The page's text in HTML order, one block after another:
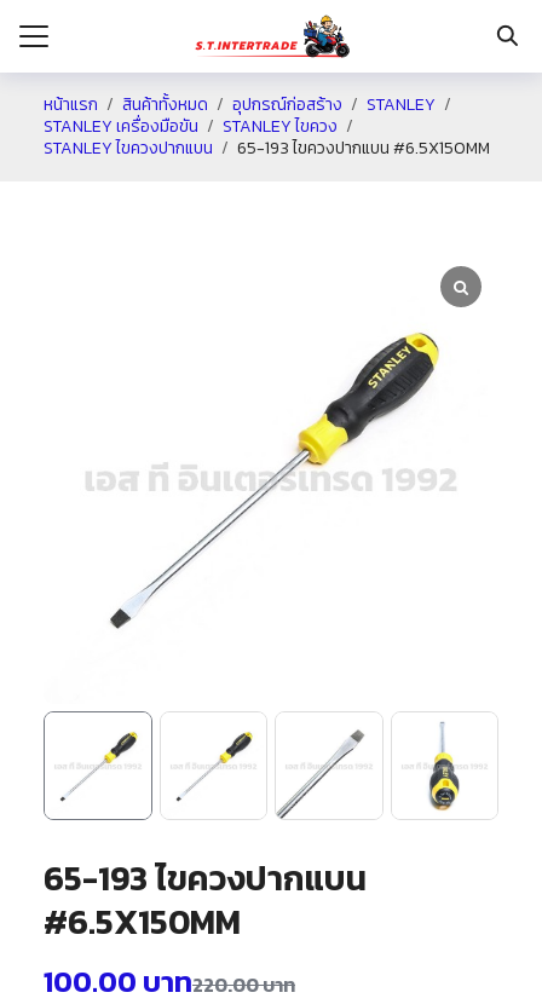
หน้าแรก สินค้าทั้งหมด อุปกรณ์ก่อสร้าง
STANLEY
STANLEY เครื่องมือขัน
STANLEY ไขควง
STANLEY ไขควงปากแบน
65-193 ไขควงปากแบน #6.5X150MM
65-193 ไขควงปากแบน
#6.5X150MM
220.00บาท
100.00 บาท